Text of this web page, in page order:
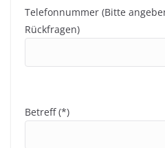
Telefonnummer (Bitte
Rückfragen)
Betreff (*)